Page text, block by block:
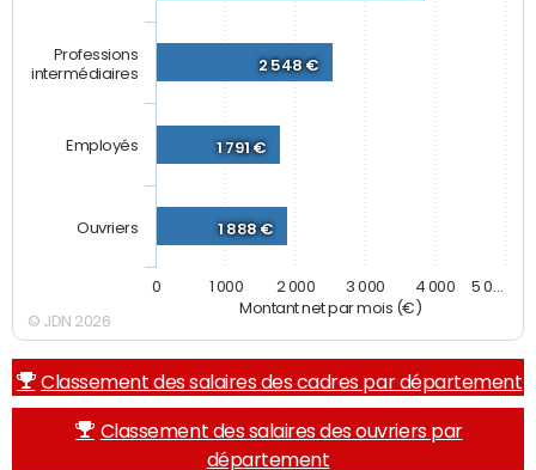
Montant net par mois (€)
2 548 €
1 791 €
1 888 €
Professions
intermédiaires
Employés
Ouvriers
0 1 000 2 000 3 000 4 000 5 0…
© JDN 2026
Classement des salaires des cadres par département
Classement des salaires des ouvriers par
département